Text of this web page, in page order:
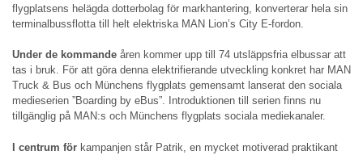
flygplatsens helägda dotterbolag för markhantering, konverterar hela sin
terminalbussflotta till helt elektriska MAN Lion’s City E-fordon.
Under de kommande åren kommer upp till 74 utsläppsfria elbussar att
tas i bruk. För att göra denna elektrifierande utveckling konkret har MAN
Truck & Bus och Münchens flygplats gemensamt lanserat den sociala
medieserien ”Boarding by eBus”. Introduktionen till serien finns nu
tillgänglig på MAN:s och Münchens flygplats sociala mediekanaler.
I centrum för kampanjen står Patrik, en mycket motiverad praktikant